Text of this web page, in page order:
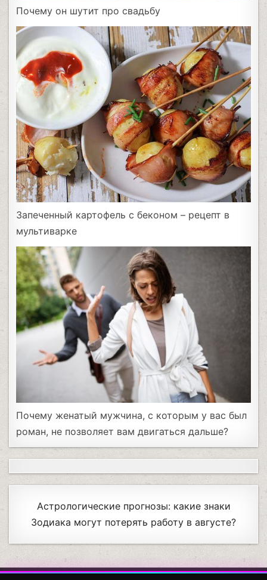
Почему он шутит про свадьбу
Запеченный картофель с беконом – рецепт в
мультиварке
Почему женатый мужчина, с которым у вас был
роман, не позволяет вам двигаться дальше?
Астрологические прогнозы: какие знаки
Зодиака могут потерять работу в августе?